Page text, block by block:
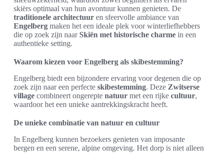
skiërs optimaal van hun avontuur kunnen genieten. De
traditionele architectuur en sfeervolle ambiance van
Engelberg maken het een ideale plek voor winterliefhebbers
die op zoek zijn naarSkiën met historische charme in een
authentieke setting.
Waarom kiezen voor Engelberg als skibestemming?
Engelberg biedt een bijzondere ervaring voor degenen die op
zoek zijn naar een perfecte skibestemming. Deze Zwitserse
village combineert ongerepte natuur met een rijke cultuur,
waardoor het een unieke aantrekkingskracht heeft.
De unieke combinatie van natuur en cultuur
In Engelberg kunnen bezoekers genieten van imposante
bergen en een serene, alpine omgeving. Het dorp is niet alleen